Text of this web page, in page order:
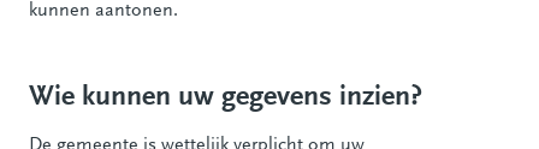
kunnen aantonen.
Wie kunnen uw gegevens inzien?